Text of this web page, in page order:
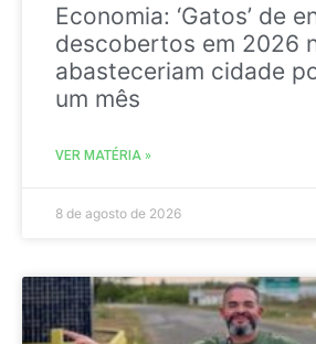
Economia: ‘Gatos’ de
descobertos em 2026
abasteceriam cidade
um mês
VER MATÉRIA »
8 de agosto de 2026